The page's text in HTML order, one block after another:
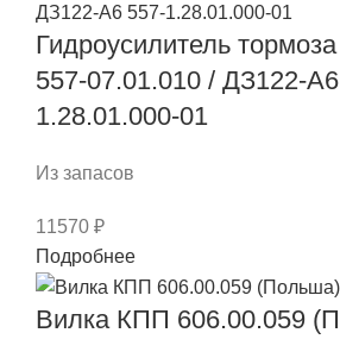
Г/
цил.
измен.
резания
ДЗ-122А.08.35.000-
00
Гидроусилитель
557-07.01.010 / ДЗ122-
1.28.01.000-01
Из запасов
11570 ₽
Подробнее
Вилка КПП 606.00.059